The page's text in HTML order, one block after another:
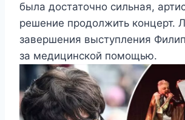
была достаточно сильная,
решение продолжить концерт.
завершения выступления
за медицинской помощью.